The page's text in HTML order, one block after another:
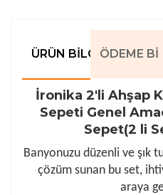
ÜRÜN BILGILERI
ÖDEME
İronika 2'li Ahşap
Sepeti Genel
Sepet(2 li
Banyonuzu düzenli ve şık
çözüm sunan bu set,
araya